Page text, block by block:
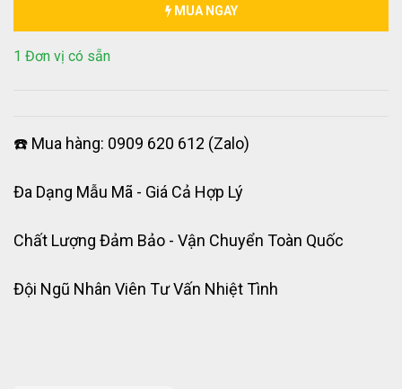
MUA NGAY
1 Đơn vị có sẵn
☎️ Mua hàng: 0909 620 612 (Zalo)
Đa Dạng Mẫu Mã - Giá Cả Hợp Lý
Chất Lượng Đảm Bảo - Vận Chuyển Toàn Quốc
Đội Ngũ Nhân Viên Tư Vấn Nhiệt Tình